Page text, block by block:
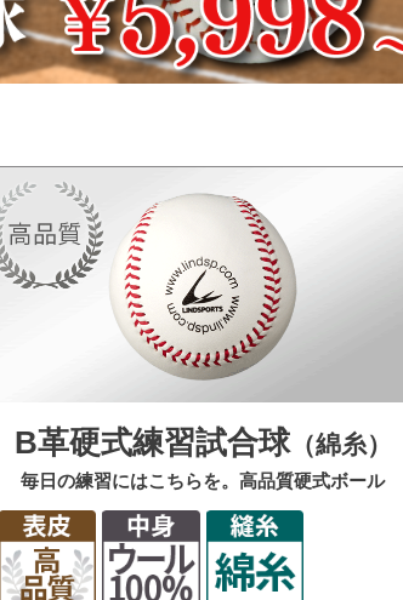
B革硬式練習試合球（綿糸）
毎日の練習にはこちらを。高品質硬式ボール